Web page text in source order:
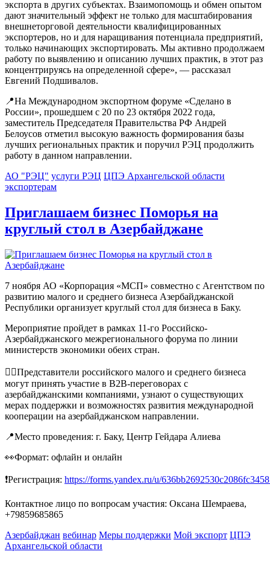
экспорта в других субъектах. Взаимопомощь и обмен опытом
дают значительный эффект не только для масштабирования
внешнеторговой деятельности квалифицированных
экспортеров, но и для наращивания потенциала предприятий,
только начинающих экспортировать. Мы активно продолжаем
работу по выявлению и описанию лучших практик, в этот раз
концентрируясь на определенной сфере», — рассказал
Евгений Подшивалов.
📍На Международном экспортном форуме «Сделано в
России», прошедшем с 20 по 23 октября 2022 года,
заместитель Председателя Правительства РФ Андрей
Белоусов отметил высокую важность формирования базы
лучших региональных практик и поручил РЭЦ продолжить
работу в данном направлении.
АО "РЭЦ" услуги РЭЦ ЦПЭ Архангельской области
экспортерам
Приглашаем бизнес Поморья на
круглый стол в Азербайджане
7 ноября АО «Корпорация «МСП» совместно с Агентством по
развитию малого и среднего бизнеса Азербайджанской
Республики организует круглый стол для бизнеса в Баку.
Мероприятие пройдет в рамках 11-го Российско-
Азербайджанского межрегионального форума по линии
министерств экономики обеих стран.
👉🏻Представители российского малого и среднего бизнеса
могут принять участие в B2B-переговорах с
азербайджанскими компаниями, узнают о существующих
мерах поддержки и возможностях развития международной
кооперации на азербайджанском направлении.
📍Место проведения: г. Баку, Центр Гейдара Алиева
👀Формат: офлайн и онлайн
❗Регистрация: https://forms.yandex.ru/u/
Контактное лицо по вопросам участия: Оксана Шемраева,
+79859685865
Азербайджан вебинар Меры поддержки Мой экспорт ЦПЭ
Архангельской области